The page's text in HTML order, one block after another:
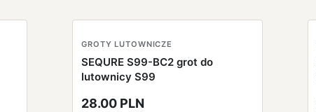
GROTY LUTOWNICZE
SEQURE S99-BC2 grot do
lutownicy S99
28.00 PLN